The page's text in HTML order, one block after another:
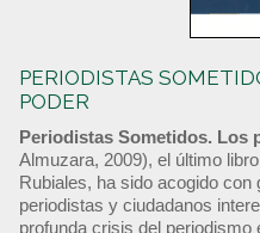
PERIODISTAS
PODER
Periodistas Sometidos. Los
Almuzara, 2009), el último
Rubiales, ha sido acogido con
periodistas y ciudadanos
profunda crisis del